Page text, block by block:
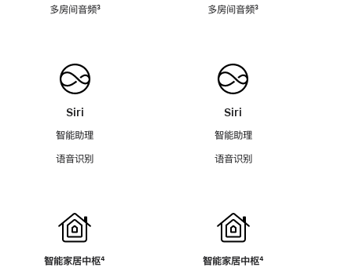
多房间音频脚
³
Siri
智能助理
语音识别
智能家居中枢脚
⁴
多房间音频脚
³
Siri
智能助理
语音识别
智能家居中枢脚
⁴